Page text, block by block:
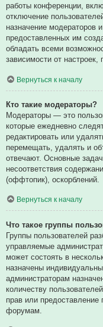
работы конференции,
отключение
назначение модераторов
предоставленных им
обладать всеми
зависимости от
Вернуться к началу
Кто такие модераторы?
Модераторы — это
которые ежедневно
редактировать или
перемещать, удалять и
отвечают. Основные
несоответствия
(оффтопик), оскорблений.
Вернуться к началу
Что такое группы
Группы пользователей
управляемые
может состоять в
назначены
администраторам
количеству
прав или предоставление
форумам.